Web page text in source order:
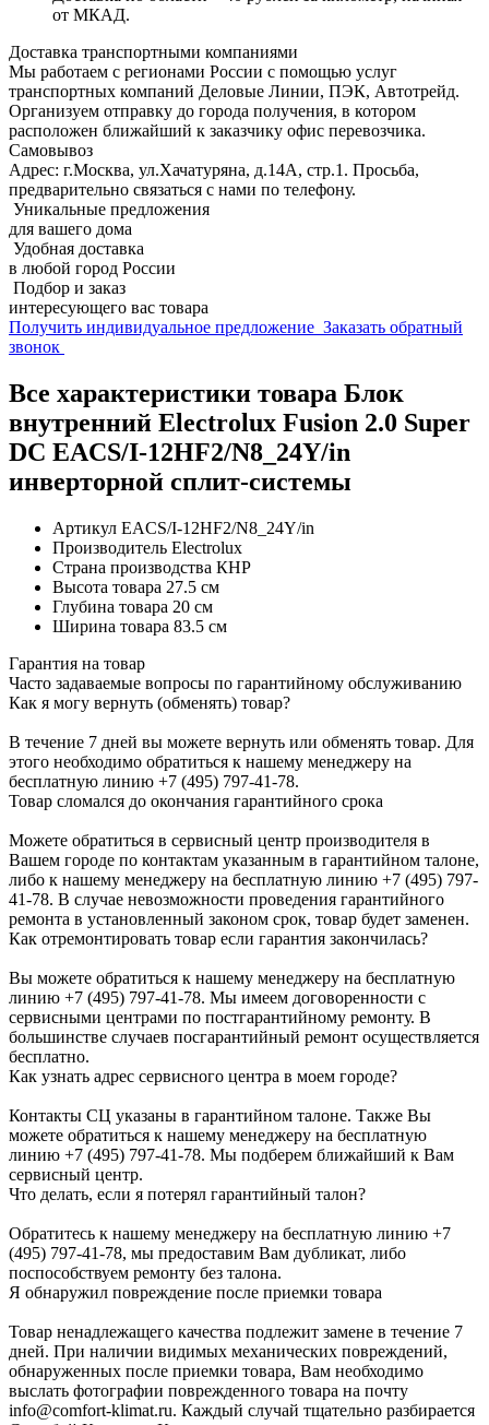
от МКАД.
Доставка транспортными компаниями
Мы работаем с регионами России с помощью услуг
транспортных компаний Деловые Линии, ПЭК, Автотрейд.
Организуем отправку до города получения, в котором
расположен ближайший к заказчику офис перевозчика.
Самовывоз
Адрес: г.Москва, ул.Хачатуряна, д.14А, стр.1. Просьба,
предварительно связаться с нами по телефону.
Уникальные предложения
для вашего дома
Удобная доставка
в любой город России
Подбор и заказ
интересующего вас товара
Получить индивидуальное предложение Заказать обратный
звонок
Все характеристики товара Блок
внутренний Electrolux Fusion 2.0 Super
DC EACS/I-12HF2/N8_24Y/in
инверторной сплит-системы
Артикул EACS/I-12HF2/N8_24Y/in
Производитель Electrolux
Страна производства КНР
Высота товара 27.5 см
Глубина товара 20 см
Ширина товара 83.5 см
Гарантия на товар
Часто задаваемые вопросы по гарантийному обслуживанию
Как я могу вернуть (обменять) товар?
В течение 7 дней вы можете вернуть или обменять товар. Для
этого необходимо обратиться к нашему менеджеру на
бесплатную линию +7 (495) 797-41-78.
Товар сломался до окончания гарантийного срока
Можете обратиться в сервисный центр производителя в
Вашем городе по контактам указанным в гарантийном талоне,
либо к нашему менеджеру на бесплатную линию +7 (495) 797-
41-78. В случае невозможности проведения гарантийного
ремонта в установленный законом срок, товар будет заменен.
Как отремонтировать товар если гарантия закончилась?
Вы можете обратиться к нашему менеджеру на бесплатную
линию +7 (495) 797-41-78. Мы имеем договоренности с
сервисными центрами по постгарантийному ремонту. В
большинстве случаев посгарантийный ремонт осуществляется
бесплатно.
Как узнать адрес сервисного центра в моем городе?
Контакты СЦ указаны в гарантийном талоне. Также Вы
можете обратиться к нашему менеджеру на бесплатную
линию +7 (495) 797-41-78. Мы подберем ближайший к Вам
сервисный центр.
Что делать, если я потерял гарантийный талон?
Обратитесь к нашему менеджеру на бесплатную линию +7
(495) 797-41-78, мы предоставим Вам дубликат, либо
поспособствуем ремонту без талона.
Я обнаружил повреждение после приемки товара
Товар ненадлежащего качества подлежит замене в течение 7
дней. При наличии видимых механических повреждений,
обнаруженных после приемки товара, Вам необходимо
выслать фотографии поврежденного товара на почту
info@comfort-klimat.ru. Каждый случай тщательно разбирается